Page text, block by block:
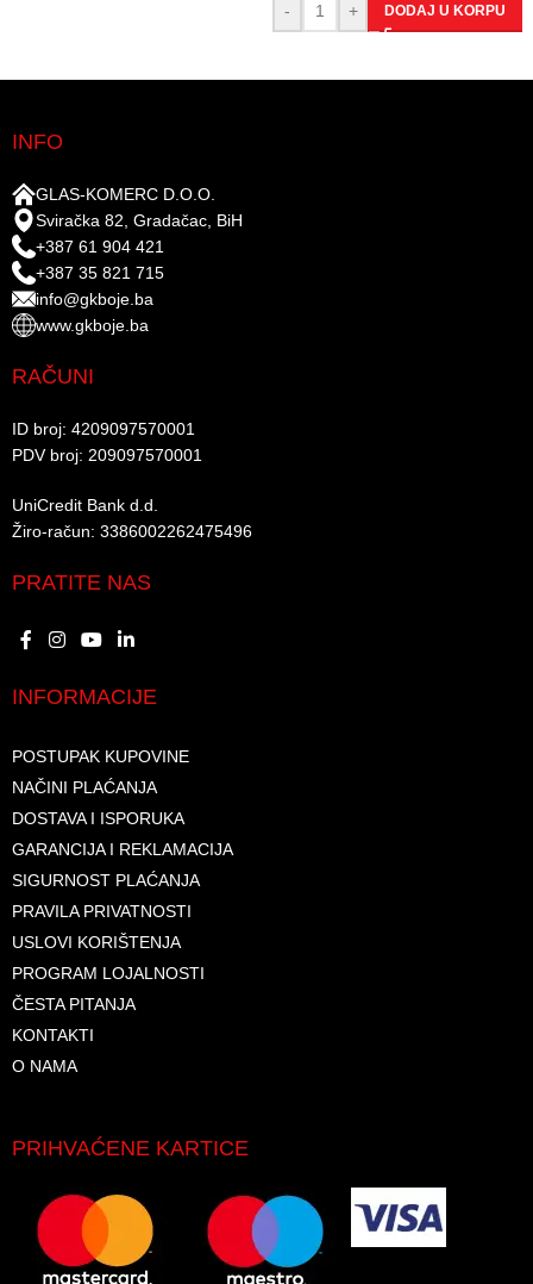
-
+ DODAJ U KORPU
INFO
GLAS-KOMERC D.O.O.
Sviračka 82, Gradačac, BiH
+387 61 904 421
+387 35 821 715
info@gkboje.ba
www.gkboje.ba
RAČUNI
ID broj: 4209097570001​
PDV broj: 209097570001 ​
UniCredit Bank d.d.​
Žiro-račun: 3386002262475496​​
PRATITE NAS
INFORMACIJE
POSTUPAK KUPOVINE
NAČINI PLAĆANJA
DOSTAVA I ISPORUKA
GARANCIJA I REKLAMACIJA
SIGURNOST PLAĆANJA
PRAVILA PRIVATNOSTI
USLOVI KORIŠTENJA
PROGRAM LOJALNOSTI
ČESTA PITANJA
KONTAKTI
O NAMA
PRIHVAĆENE KARTICE